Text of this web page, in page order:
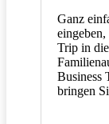
Ganz
Trip in
Business
bringen